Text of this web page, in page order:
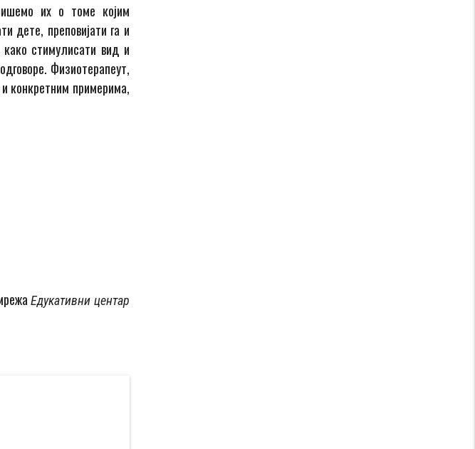
их о томе којим
дете, преповијати га и
стимулисати вид и
Физиотерапеут,
конкретним примерима,
Едукативни центар